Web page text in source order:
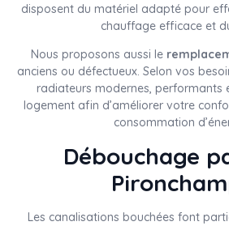
disposent du matériel adapté pour
chauffage efficace et
Nous proposons aussi le
anciens ou défectueux. Selon vos
radiateurs modernes,
logement afin d’améliorer votre
consommation
Débouchage
Les canalisations bouchées font